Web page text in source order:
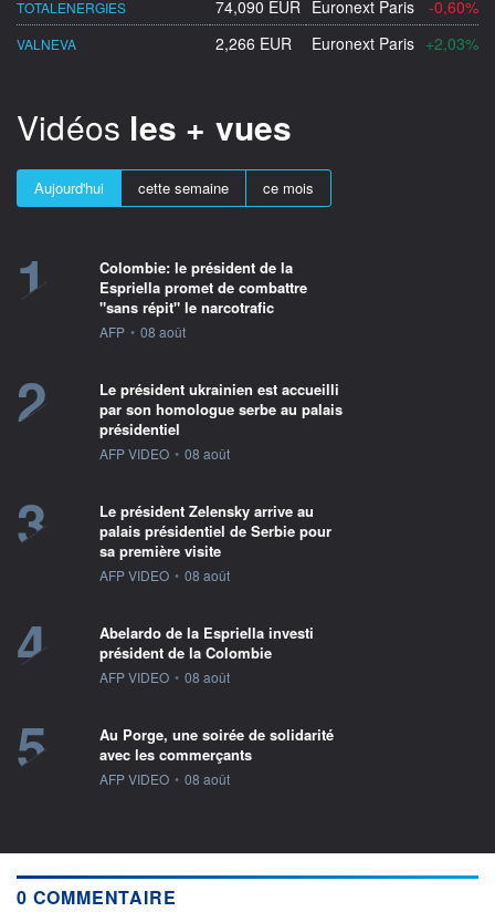
TOTALENERGIES 74,090 EUR Euronext Paris -0,60%
VALNEVA 2,266 EUR Euronext Paris +2,03%
Vidéos les + vues
Aujourd'hui cette semaine ce mois
1
Colombie: le président de la
Espriella promet de combattre
"sans répit" le narcotrafic
information fournie par
AFP • 08 août
2
Le président ukrainien est accueilli
par son homologue serbe au palais
présidentiel
information fournie par
AFP VIDEO • 08 août
3
Le président Zelensky arrive au
palais présidentiel de Serbie pour
sa première visite
information fournie par
AFP VIDEO • 08 août
4
Abelardo de la Espriella investi
président de la Colombie
information fournie par
AFP VIDEO • 08 août
5
Au Porge, une soirée de solidarité
avec les commerçants
information fournie par
AFP VIDEO • 08 août
0 COMMENTAIRE